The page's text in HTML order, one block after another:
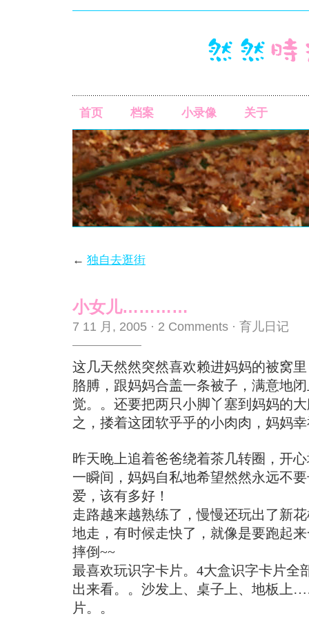
首页 档案 小录像 关于
← 独自去逛街
小女儿…………
7 11 月, 2005 · 2 Comments · 育儿日记
这几天然然突然喜欢赖进妈妈的被窝
胳膊，跟妈妈合盖一条被子，满意地
觉。。还要把两只小脚丫塞到妈妈的
之，搂着这团软乎乎的小肉肉，妈妈
昨天晚上追着爸爸绕着茶几转圈，开
一瞬间，妈妈自私地希望然然永远不
爱，该有多好！
走路越来越熟练了，慢慢还玩出了新
地走，有时候走快了，就像是要跑起
摔倒~~
最喜欢玩识字卡片。4大盒识字卡片全
出来看。。沙发上、桌子上、地板上
片。。